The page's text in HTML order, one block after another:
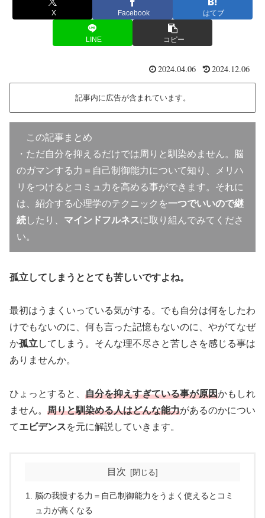
X Facebook はてブ
LINE コピー
2024.04.06 2024.12.06
記事内に広告が含まれています。
この記事まとめ
・ただ自分を抑えるだけでは周りと馴染めません。脳
のガマンする力＝自己制御能力について知り、メリハ
リをつけるとコミュ力を高める事ができます。それに
は、紹介する心理学のテクニックを一つでいいので継
続したり、 マインドフルネスに取り組んでみてくださ
い。
孤立してしまうととても苦しいですよね。
最初はうまくいっている気がする。でも自分は何をしたわ
けでもないのに、何も言った記憶もないのに、やがてなぜ
か孤立してしまう。そんな理不尽さと苦しさを感じる事は
ありませんか。
ひょっとすると、 自分を抑えすぎている事が原因かもしれ
ません。 周りと馴染める人はどんな能力があるのかについ
てエビデンスを元に解説していきます。
目次
脳の我慢する力＝自己制御能力をうまく使えるとコミ
ュ力が高くなる